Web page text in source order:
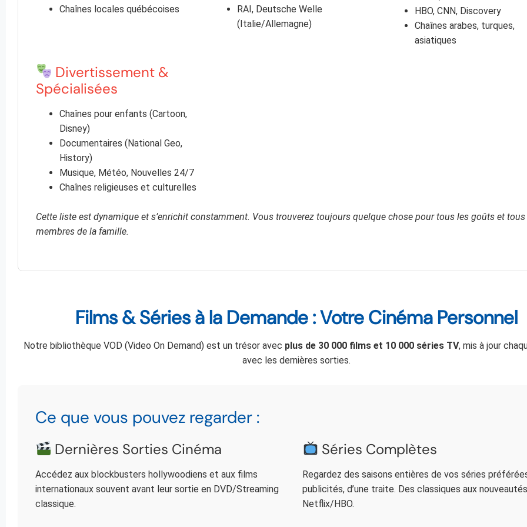
Chaînes locales québécoises
RAI, Deutsche Welle
(Italie/Allemagne)
HBO, CNN, Discovery
Chaînes arabes, turques,
asiatiques
Divertissement &
Spécialisées
Chaînes pour enfants (Cartoon,
Disney)
Documentaires (National Geo,
History)
Musique, Météo, Nouvelles 24/7
Chaînes religieuses et culturelles
Cette liste est dynamique et s’enrichit constamment. Vous trouverez toujours quelque chose pour tous les goûts et
membres de la famille.
Films & Séries à la Demande : Votre Cinéma Personnel
Notre bibliothèque VOD (Video On Demand) est un trésor avec plus de 30 000 films et 10 000 séries TV, mis à jour
avec les dernières sorties.
Ce que vous pouvez regarder :
Dernières Sorties Cinéma
Accédez aux blockbusters hollywoodiens et aux films
internationaux souvent avant leur sortie en DVD/Streaming
classique.
Séries Complètes
Regardez des saisons entières de vos séries
publicités, d’une traite. Des classiques aux nouveautés
Netflix/HBO.